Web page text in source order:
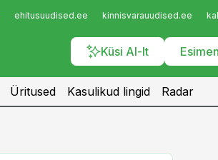
ehitusuudised.ee kinnisvarauudised.ee
Küsi AI-lt
Üritused Kasulikud lingid Radar